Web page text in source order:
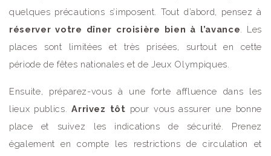
quelques précautions s’imposent. Tout d’abord, pensez à
réserver votre dîner croisière bien à l’avance . Les
places sont limitées et très prisées, surtout en cette
période de fêtes nationales et de Jeux Olympiques.
Ensuite, préparez-vous à une forte affluence dans les
lieux publics.Arrivez tôt pour vous assurer une bonne
place et suivez les indications de sécurité. Prenez
également en compte les restrictions de circulation et